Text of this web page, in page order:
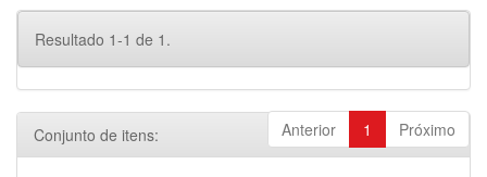
Resultado 1-1 de 1.
Anterior 1 Próximo
Conjunto de itens: